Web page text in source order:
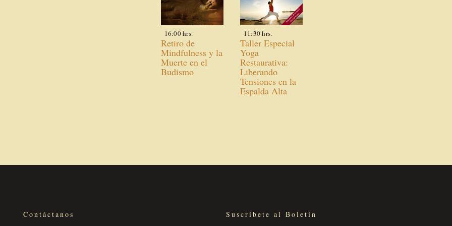
16:00 hrs.
Retiro de
Mindfulness y la
Muerte en el
Budismo
11:30 hrs.
Taller Especial
Yoga
Restaurativa:
Liberando
Tensiones en la
Espalda Alta
Contáctanos Suscríbete al Boletín